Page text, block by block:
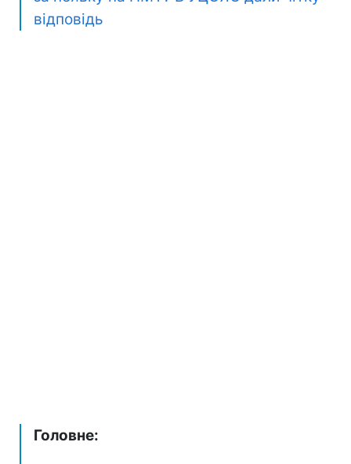
відповідь
Головне: